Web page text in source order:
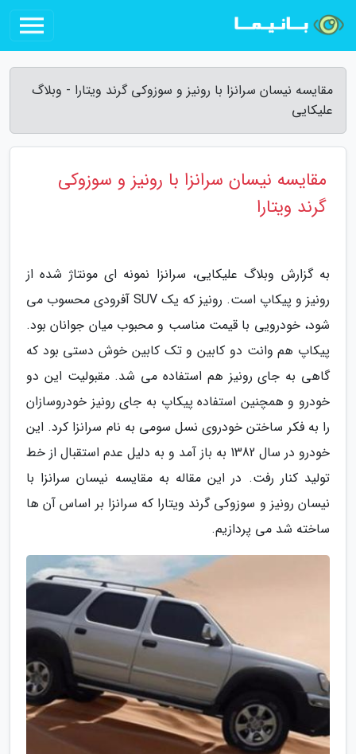
مقایسه نیسان سرانزا با رونیز و سوزوکی گرند ویتارا - وبلاگ
علیکایی
مقایسه نیسان سرانزا با رونیز و سوزوکی
گرند ویتارا
به گزارش وبلاگ علیکایی، سرانزا نمونه ای مونتاژ شده از
رونیز و پیکاپ است. رونیز که یک SUV آفرودی محسوب می
شود، خودرویی با قیمت مناسب و محبوب میان جوانان بود.
پیکاپ هم وانت دو کابین و تک کابین خوش دستی بود که
گاهی به جای رونیز هم استفاده می شد. مقبولیت این دو
خودرو و همچنین استفاده پیکاپ به جای رونیز خودروسازان
را به فکر ساختن خودروی نسل سومی به نام سرانزا کرد. این
خودرو در سال 1382 به باز آمد و به دلیل عدم استقبال از خط
تولید کنار رفت. در این مقاله به مقایسه نیسان سرانزا با
نیسان رونیز و سوزوکی گرند ویتارا که سرانزا بر اساس آن ها
ساخته شد می پردازیم.